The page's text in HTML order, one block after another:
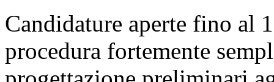
Candidature aperte fino al
procedura fortemente